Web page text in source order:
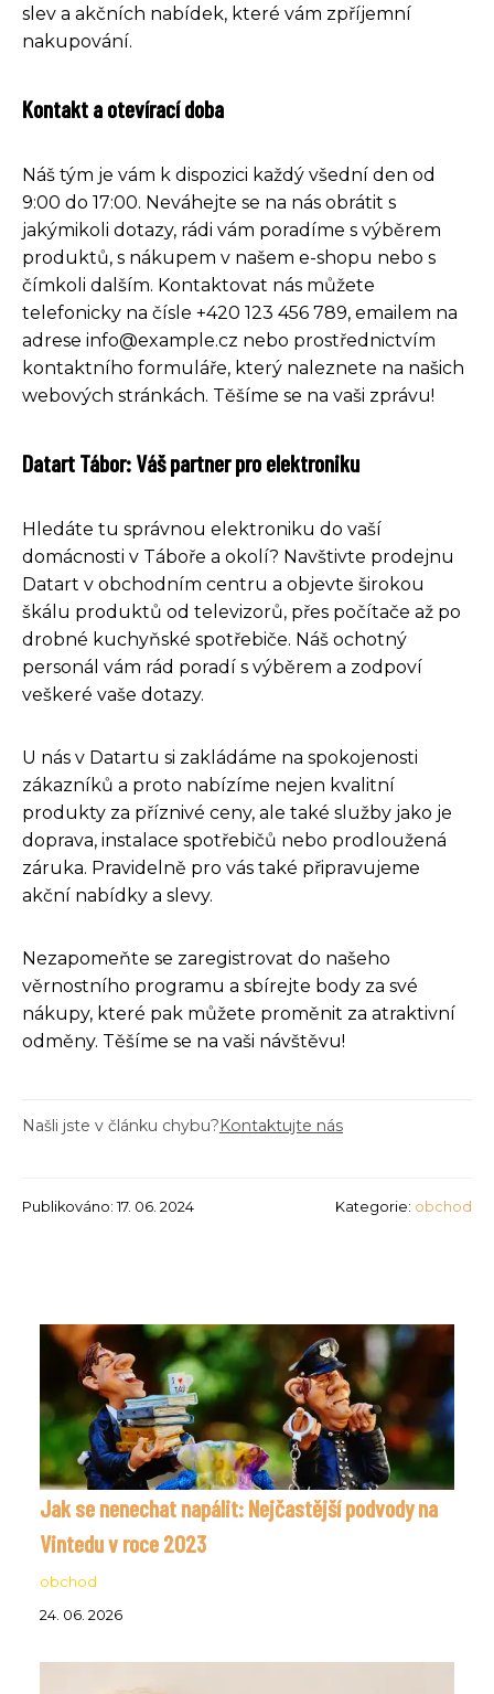
slev a akčních nabídek, které vám zpříjemní
nakupování.
Kontakt a otevírací doba
Náš tým je vám k dispozici každý všední den od
9:00 do 17:00. Neváhejte se na nás obrátit s
jakýmikoli dotazy, rádi vám poradíme s výběrem
produktů, s nákupem v našem e-shopu nebo s
čímkoli dalším. Kontaktovat nás můžete
telefonicky na čísle +420 123 456 789, emailem na
adrese info@example.cz nebo prostřednictvím
kontaktního formuláře, který naleznete na našich
webových stránkách. Těšíme se na vaši zprávu!
Datart Tábor: Váš partner pro elektroniku
Hledáte tu správnou elektroniku do vaší
domácnosti v Táboře a okolí? Navštivte prodejnu
Datart v obchodním centru a objevte širokou
škálu produktů od televizorů, přes počítače až po
drobné kuchyňské spotřebiče. Náš ochotný
personál vám rád poradí s výběrem a zodpoví
veškeré vaše dotazy.
U nás v Datartu si zakládáme na spokojenosti
zákazníků a proto nabízíme nejen kvalitní
produkty za příznivé ceny, ale také služby jako je
doprava, instalace spotřebičů nebo prodloužená
záruka. Pravidelně pro vás také připravujeme
akční nabídky a slevy.
Nezapomeňte se zaregistrovat do našeho
věrnostního programu a sbírejte body za své
nákupy, které pak můžete proměnit za atraktivní
odměny. Těšíme se na vaši návštěvu!
Našli jste v článku chybu?Kontaktujte nás
Publikováno: 17. 06. 2024 Kategorie: obchod
Jak se nenechat napálit: Nejčastější podvody na
Vintedu v roce 2023
obchod
24. 06. 2026